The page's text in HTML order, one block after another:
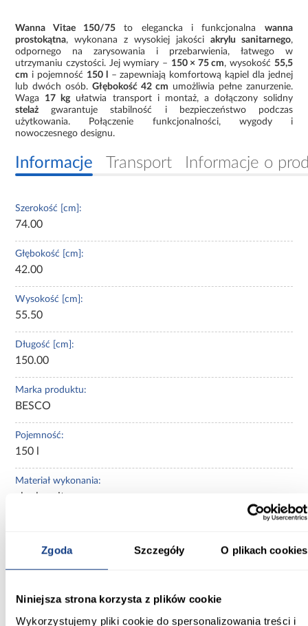
Zgoda Szczegóły O plikach cookies
Niniejsza strona korzysta z plików cookie
Wykorzystujemy pliki cookie do spersonalizowania treści i
Wanna Vitae 150/75 to elegancka i funkcjonalna wanna
prostokątna, wykonana z wysokiej jakości akrylu sanitarnego,
odpornego na zarysowania i przebarwienia, łatwego w
utrzymaniu czystości. Jej wymiary – 150 × 75 cm, wysokość 55,5
cm i pojemność 150 l
– zapewniają komfortową kąpiel dla jednej
lub dwóch osób.Głębokość 42 cm umożliwia pełne zanurzenie.
Waga 17 kgułatwia transport i montaż, a dołączony solidny
stelaż gwarantuje stabilność i bezpieczeństwo podczas
użytkowania. Połączenie funkcjonalności, wygody i
nowoczesnego designu.
Informacje Transport Informacje o
Szerokość [cm]:
74.00
Głębokość [cm]:
42.00
Wysokość [cm]:
55.50
Długość [cm]:
150.00
Marka produktu:
BESCO
Pojemność:
150 l
Materiał wykonania:
akryl sanitarny
Średnica syfonu [cm]:
Waga [kg]: